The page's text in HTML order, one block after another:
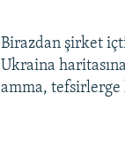
Birazdan şirket
Ukraina
amma, tefsirlerge